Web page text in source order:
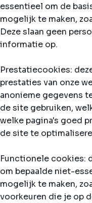
essentieel om de
mogelijk te maken,
Deze slaan geen
informatie op.
Prestatiecookies:
prestaties van onze
anonieme gegevens
de site gebruiken,
welke pagina's goed
de site te
Functionele cookies:
om bepaalde niet-
mogelijk te maken,
voorkeuren die je op